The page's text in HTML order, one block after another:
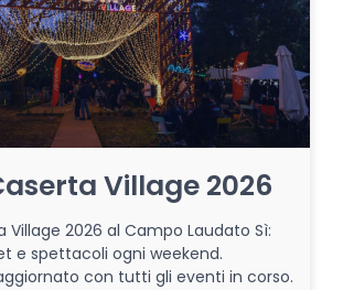
Village 2026
Village 2026 al Campo Laudato Sì:
e spettacoli ogni weekend.
con tutti gli eventi in corso.